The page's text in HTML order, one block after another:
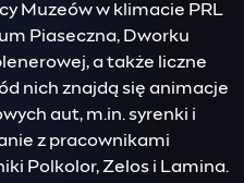
Muzeów w klimacie PRL
Piaseczna, Dworku
a także liczne
nich znajdą się animacje
aut, m.in. syrenki i
z pracownikami
Polkolor, Zelos i Lamina.